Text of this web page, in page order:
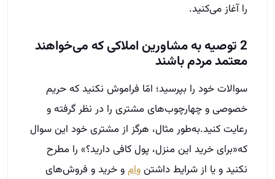
را آغاز می‌کنید.
2 توصیه به مشاورین املاکی که می‌خواهند
معتمد مردم باشند
سوالات خود را بپرسید؛ امّا فراموش نکنید که حریم
خصوصی و چهارچوب‌های مشتری را در نظر گرفته و
رعایت کنید.به‌طور مثال، هرگز از مشتری خود این سوال
که«برای خرید این منزل، پول کافی دارید؟» را مطرح
نکنید و یا از شرایط داشتنوامو خرید و فروش‌های